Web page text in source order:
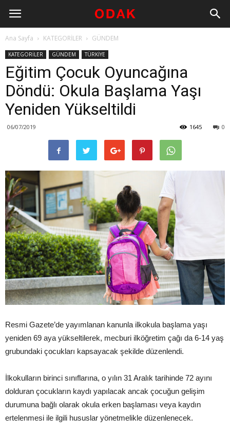
Ana Sayfa KATEGORİLER GÜNDEM
KATEGORİLER GÜNDEM TÜRKİYE
Eğitim Çocuk Oyuncağına
Döndü: Okula Başlama Yaşı
Yeniden Yükseltildi
06/07/2019 0
1645
Resmi Gazete’de yayımlanan kanunla ilkokula başlama yaşı
yeniden 69 aya yükseltilerek, mecburi ilköğretim çağı da 6-14 yaş
grubundaki çocukları kapsayacak şekilde düzenlendi.
İlkokulların birinci sınıflarına, o yılın 31 Aralık tarihinde 72 ayını
dolduran çocukların kaydı yapılacak ancak çocuğun gelişim
durumuna bağlı olarak okula erken başlaması veya kaydın
ertelenmesi ile ilgili hususlar yönetmelikle düzenlenecek.